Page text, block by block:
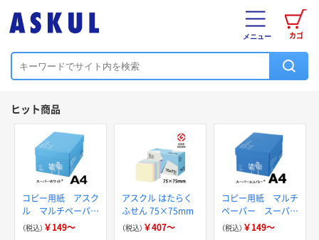
カゴ
メニュー
ヒット商品
コピー用紙 アスク
ル マルチペーパー
スーパーホワイト+
（税込） ￥149～
アスクル はたらく
ふせん 75×75mm
（税込） ￥407～
コピー用紙 マルチ
ペーパー スーパー
エコノミー+
（税込） ￥149～